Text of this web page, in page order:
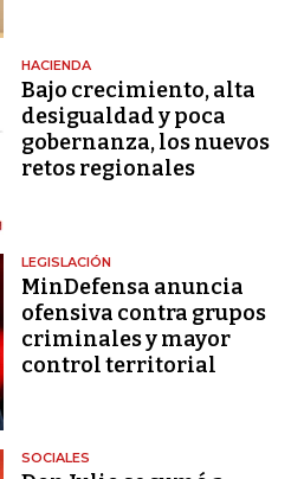
HACIENDA
Bajo crecimiento, alta
desigualdad y poca
gobernanza, los nuevos
retos regionales
LEGISLACIÓN
MinDefensa anuncia
ofensiva contra grupos
criminales y mayor
control territorial
SOCIALES